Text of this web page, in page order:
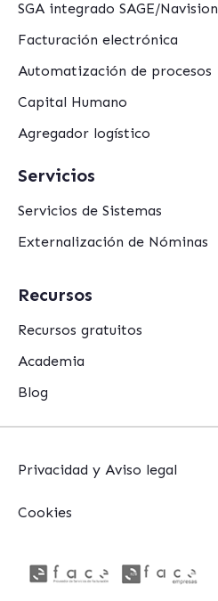
SGA integrado SAGE/Navision
Facturación electrónica
Automatización de procesos
Capital Humano
Agregador logístico
Servicios
Servicios de Sistemas
Externalización de Nóminas
Recursos
Recursos gratuitos
Academia
Blog
Privacidad y Aviso legal
Cookies